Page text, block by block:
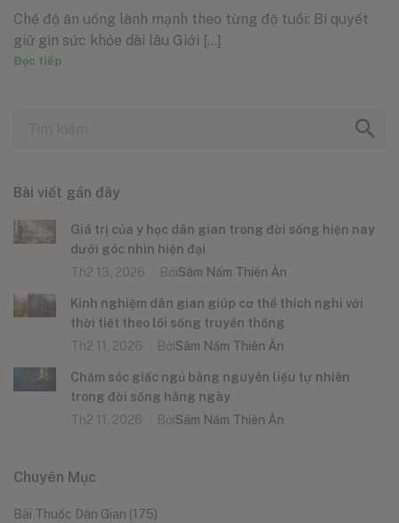
Chế độ ăn uống lành mạnh theo từng độ tuổi: Bí quyết
giữ gìn sức khỏe dài lâu Giới [...]
Đọc tiếp
Bài viết gần đây
Giá trị của y học dân gian trong đời sống hiện nay
dưới góc nhìn hiện đại
Th2 13, 2026
BởiSâm Nấm Thiên Ân
Kinh nghiệm dân gian giúp cơ thể thích nghi với
thời tiết theo lối sống truyền thống
Th2 11, 2026
BởiSâm Nấm Thiên Ân
Chăm sóc giấc ngủ bằng nguyên liệu tự nhiên
trong đời sống hằng ngày
Th2 11, 2026
BởiSâm Nấm Thiên Ân
Chuyên Mục
Bài Thuốc Dân Gian (175)